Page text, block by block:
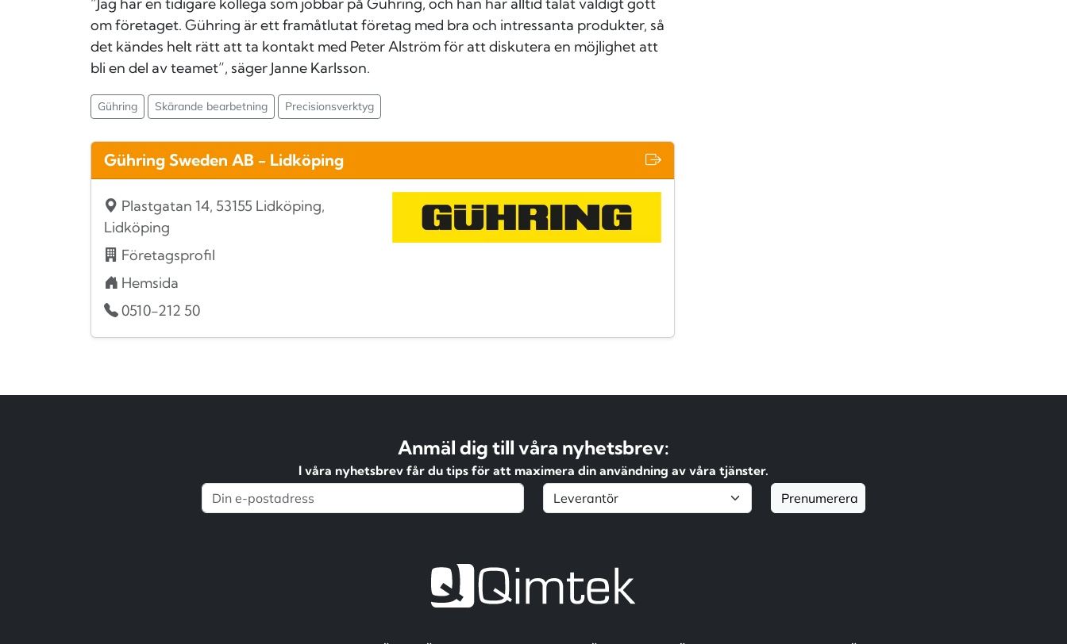
om företaget. Gühring är ett framåtlutat företag med bra och intressanta produkter, så
det kändes helt rätt att ta kontakt med Peter Alström för att diskutera en möjlighet att
bli en del av teamet”, säger Janne Karlsson.
Gühring Skärande bearbetning Precisionsverktyg
Gühring Sweden AB - Lidköping
Plastgatan 14, 53155 Lidköping,
Lidköping
Företagsprofil
Hemsida
0510-212 50
Anmäl dig till våra nyhetsbrev:
I våra nyhetsbrev får du tips för att maximera din användning av våra tjänster.
Prenumerera